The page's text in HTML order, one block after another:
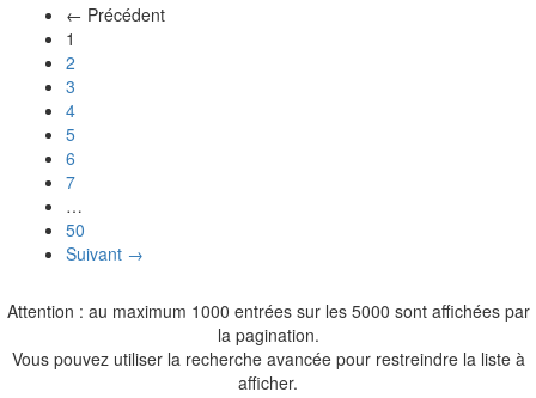
← Précédent
1
2
3
4
5
6
7
…
50
Suivant →
Attention : au maximum 1000 entrées sur les 5000 sont affichées par
la pagination.
Vous pouvez utiliser la recherche avancée pour restreindre la liste à
afficher.